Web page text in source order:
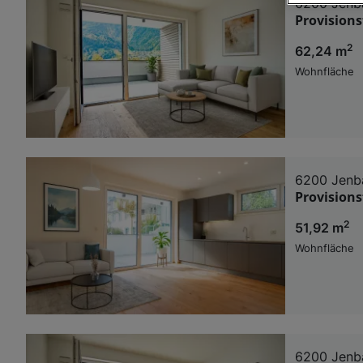
62,24 m2
Wohnfläche
6200
51,92 m2
Wohnfläche
6200
Wir und
auf